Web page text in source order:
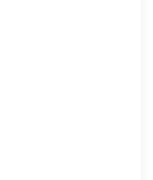
je me réjouis à
notre frère
poème intitulé